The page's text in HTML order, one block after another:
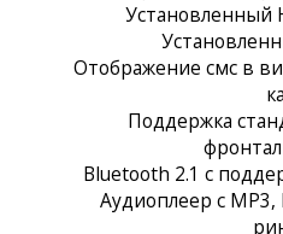
Установленный
Отображение смс в
Поддержка
Bluetooth 2.1 с
Аудиоплеер с